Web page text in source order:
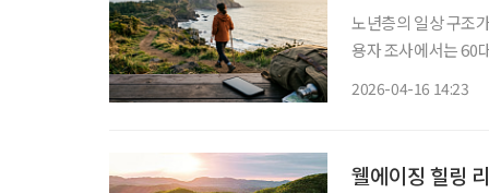
노년층의 일상 구조
용자 조사에서는 60
2026-04-16 14:23
웰에이징 힐링